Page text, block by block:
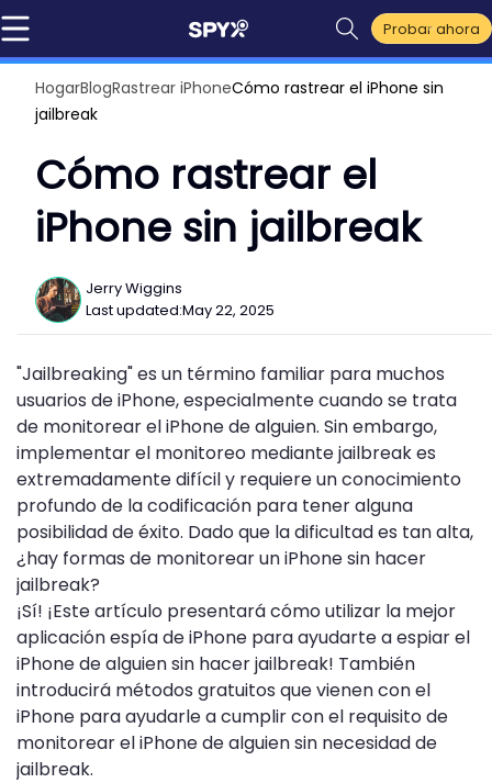
Probar ahora
HogarBlogRastrear iPhoneCómo rastrear el iPhone sin
jailbreak
Cómo rastrear el
iPhone sin jailbreak
Jerry Wiggins
Last updated:May 22, 2025
"Jailbreaking" es un término familiar para muchos
usuarios de iPhone, especialmente cuando se trata
de monitorear el iPhone de alguien. Sin embargo,
implementar el monitoreo mediante jailbreak es
extremadamente difícil y requiere un conocimiento
profundo de la codificación para tener alguna
posibilidad de éxito. Dado que la dificultad es tan alta,
¿hay formas de monitorear un iPhone sin hacer
jailbreak?
¡Sí! ¡Este artículo presentará cómo utilizar la mejor
aplicación espía de iPhone para ayudarte a espiar el
iPhone de alguien sin hacer jailbreak! También
introducirá métodos gratuitos que vienen con el
iPhone para ayudarle a cumplir con el requisito de
monitorear el iPhone de alguien sin necesidad de
jailbreak.